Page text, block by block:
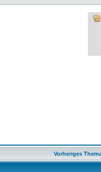
Vorheriges